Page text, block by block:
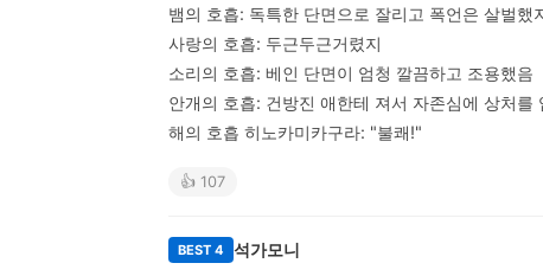
뱀의 호흡: 독특한 단면으로 잘리고 폭언은 살벌했
사랑의 호흡: 두근두근거렸지
소리의 호흡: 베인 단면이 엄청 깔끔하고 조용했음
안개의 호흡: 건방진 애한테 져서 자존심에 상처를
해의 호흡 히노카미카구라: "불쾌!"
👍 107
BEST 4
석가모니